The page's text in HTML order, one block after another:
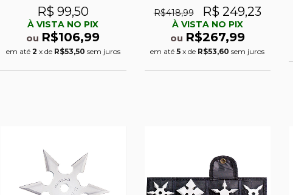
R$ 99,50
À VISTA NO PIX
ou R$106,99
em até 2 x de R$53,50 sem juros
R$418,99 R$ 249,23
À VISTA NO PIX
ou R$267,99
em até5 x de R$53,60 sem juros